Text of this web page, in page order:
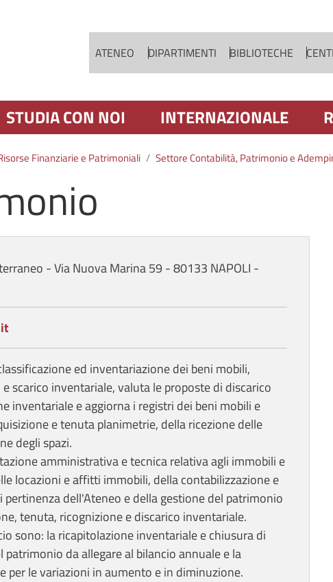
ATENEO DIPARTIMENTI BIBLIOTECHE
STUDIA CON NOI INTERNAZIONALE
Finanziarie e Patrimoniali Settore Contabilità, Patrimonio e
- Via Nuova Marina 59 - 80133 NAPOLI -
ed inventariazione dei beni mobili,
scarico inventariale, valuta le proposte di discarico
inventariale e aggiorna i registri dei beni mobili e
e tenuta planimetrie, della ricezione delle
degli spazi.
amministrativa e tecnica relativa agli immobili e
locazioni e affitti immobili, della contabilizzazione e
dell'Ateneo e della gestione del patrimonio
tenuta, ricognizione e discarico inventariale.
sono: la ricapitolazione inventariale e chiusura di
da allegare al bilancio annuale e la
per le variazioni in aumento e in diminuzione.